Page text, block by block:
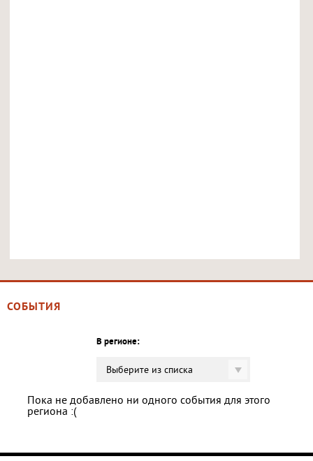
СОБЫТИЯ
В регионе:
Выберите из списка
Пока не добавлено ни одного события для этого
региона :(